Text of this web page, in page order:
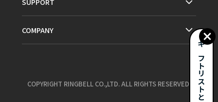
ギフトリストとは？
COMPANY
COPYRIGHT RINGBELL CO.,LTD. ALL RIGHTS RESERVED.